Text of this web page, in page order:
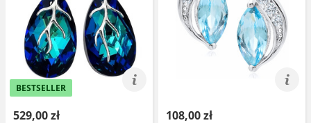
BESTSELLER
529,00 zł 108,00 zł